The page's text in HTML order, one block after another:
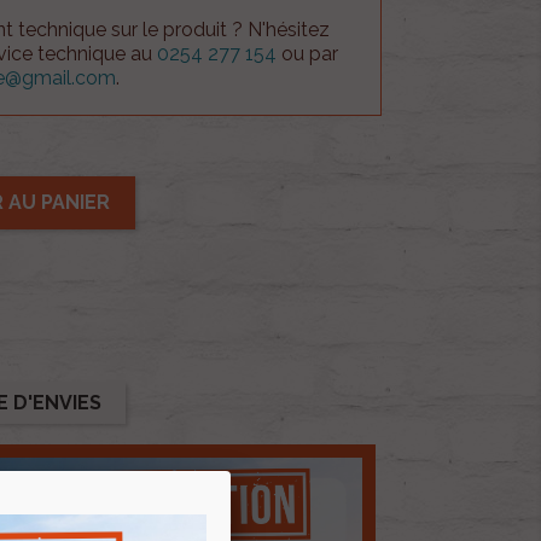
technique sur le produit ? N'hésitez
technique au 0254 277 154 ou par
.
AU PANIER
D'ENVIES